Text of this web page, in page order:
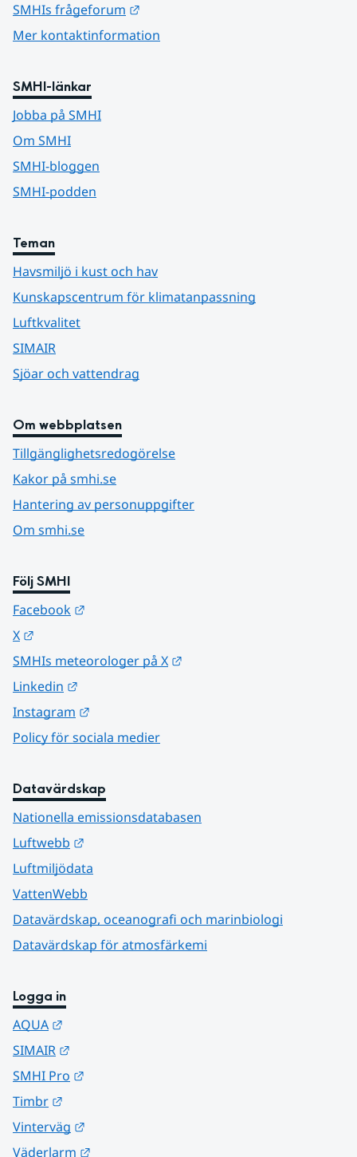
SMHIs frågeforum
Mer kontaktinformation
SMHI-länkar
Jobba på SMHI
Om SMHI
SMHI-bloggen
SMHI-podden
Teman
Havsmiljö i kust och hav
Kunskapscentrum för klimatanpassning
Luftkvalitet
SIMAIR
Sjöar och vattendrag
Om webbplatsen
Tillgänglighetsredogörelse
Kakor på smhi.se
Hantering av personuppgifter
Om smhi.se
Följ SMHI
Facebook
X
SMHIs meteorologer på X
Linkedin
Instagram
Policy för sociala medier
Datavärdskap
Nationella emissionsdatabasen
Luftwebb
Luftmiljödata
VattenWebb
Datavärdskap, oceanografi och marinbiologi
Datavärdskap för atmosfärkemi
Logga in
AQUA
SIMAIR
SMHI Pro
Timbr
Vinterväg
Väderlarm